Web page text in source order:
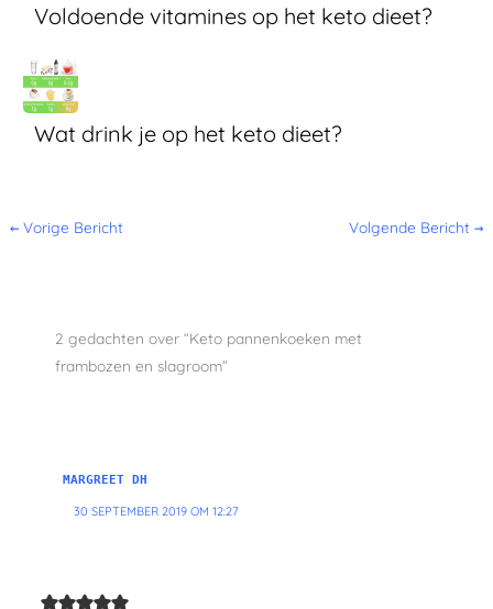
Voldoende vitamines op het keto dieet?
Wat drink je op het keto dieet?
← Vorige Bericht Volgende Bericht →
2 gedachten over “Keto pannenkoeken met
frambozen en slagroom”
MARGREET DH
30 SEPTEMBER 2019 OM 12:27